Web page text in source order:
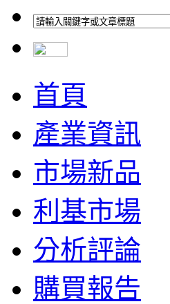
首頁
產業資訊
市場新品
利基市場
分析評論
購買報告